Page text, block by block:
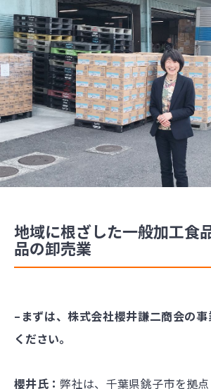
地域に根ざした一般加工食
品の卸売業
–まずは、株式会社櫻井謙二商会の
ください。
櫻井氏：弊社は、千葉県銚子市を拠